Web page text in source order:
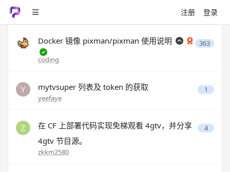
注册 登录
Docker 镜像 pixman/pixman 使用说明
coding
363
mytvsuper 列表及 token 的获取
yeefaye
1
在 CF 上部署代码实现免梯观看 4gtv，并分享
4gtv 节目源。
zkkm2580
4